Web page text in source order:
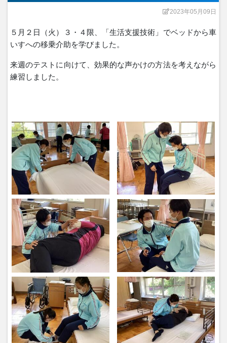
2023年05月09日
５月２日（火）３・４限、「生活支援技術」でベッドから車
いすへの移乗介助を学びました。
来週のテストに向けて、効果的な声かけの方法を考えながら
練習しました。